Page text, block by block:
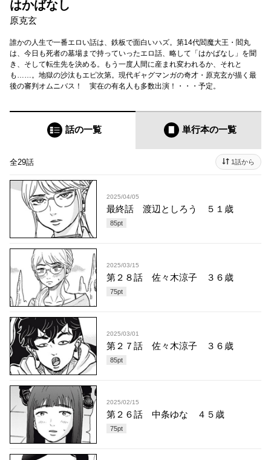
はかばなし
原克玄
誰かの人生で一番エロい話は、鉄板で面白いハズ。第14代閻魔大王・閻丸
は、今日も死者の墓場まで持っていったエロ話、略して「はかばなし」を聞
き、そして転生先を決める。もう一度人間に産まれ変われるか、それと
も……。地獄の沙汰もエピ次第。現代ギャグマンガの奇才・原克玄が描く最
後の審判オムニバス！ 実在の有名人も多数出演！・・・予定。
話の一覧 単行本の一覧
全29話 1話から
2025/04/05
最終話 渡辺としろう ５１歳
85pt
2025/03/15
第２８話 佐々木涼子 ３６歳
75pt
2025/03/01
第２７話 佐々木涼子 ３６歳
85pt
2025/02/15
第２６話 中条ゆな ４５歳
75pt